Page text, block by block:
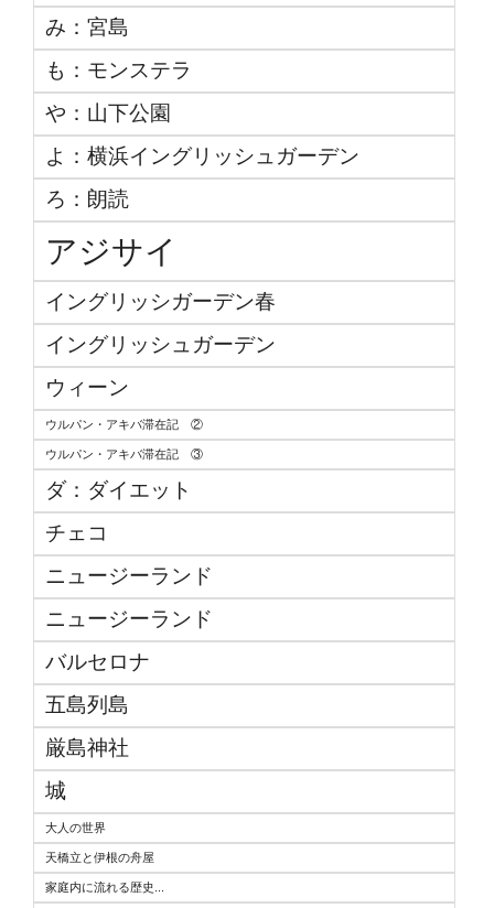
み：宮島
も：モンステラ
や：山下公園
よ：横浜イングリッシュガーデン
ろ：朗読
アジサイ
イングリッシガーデン春
イングリッシュガーデン
ウィーン
ウルパン・アキバ滞在記 ②
ウルパン・アキバ滞在記 ③
ダ：ダイエット
チェコ
ニュージーランド
ニュージーランド
バルセロナ
五島列島
厳島神社
城
大人の世界
天橋立と伊根の舟屋
家庭内に流れる歴史...